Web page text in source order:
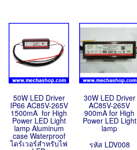
50W LED Driver
IP66 AC85V-265V
1500mA for High
Power LED Light
lamp Aluminum
case Waterproof
ไดร์เวอร์สำหรับไฟ
30W LED Driver
AC85V-265V
900mA for High
Power LED Light
lamp
รหัส LDV008